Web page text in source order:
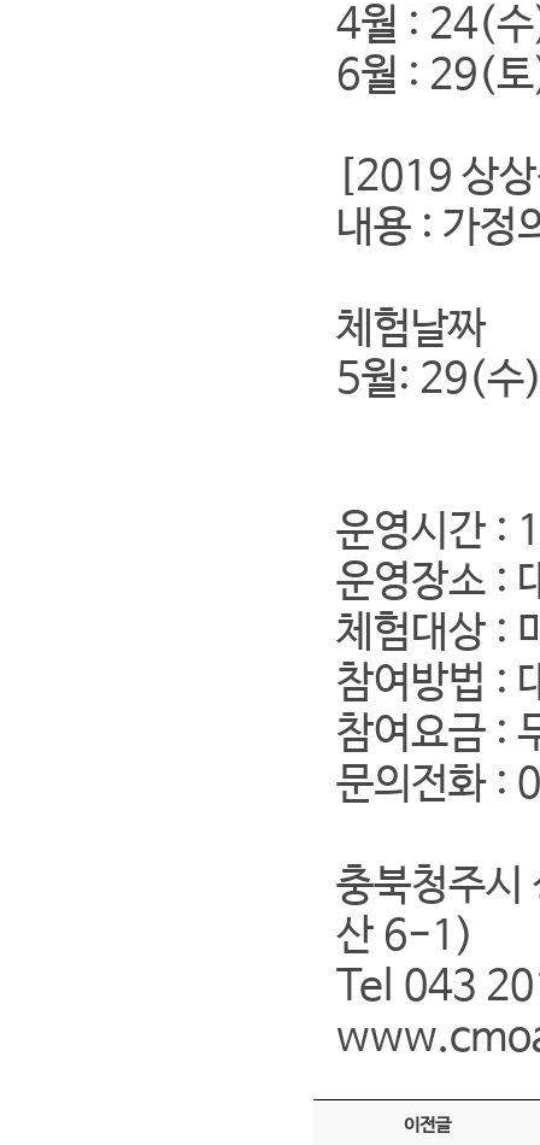
4월 : 24(
6월 : 29(
[2019 상
내용 : 가정
체험날짜
5월: 29(수
운영시간 :
운영장소 :
체험대상 :
참여방법 :
참여요금 :
문의전화 :
충북청주시
산 6-1)
Tel 043
이전글